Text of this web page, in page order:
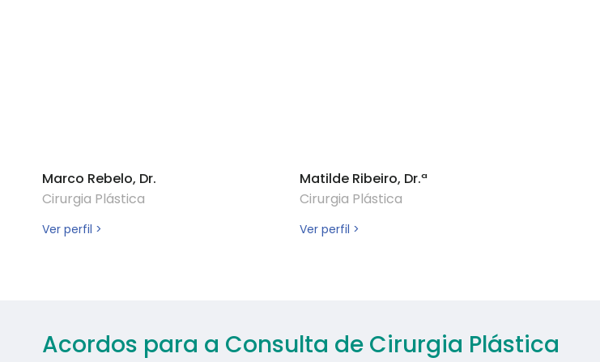
Marco Rebelo, Dr.
Cirurgia Plástica
Ver perfil >
Matilde Ribeiro, Dr.ª
Cirurgia Plástica
Ver perfil >
Acordos para a Consulta de Cirurgia Plástica